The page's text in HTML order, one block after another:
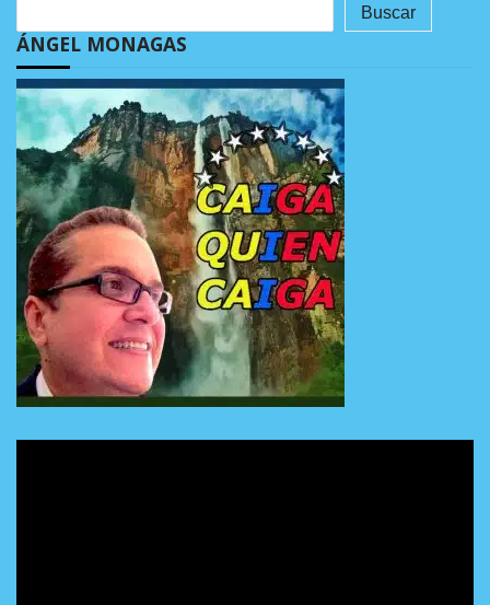
Buscar
ÁNGEL MONAGAS